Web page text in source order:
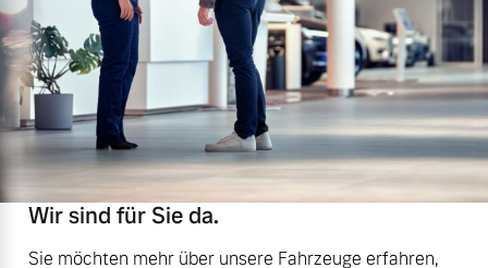
Wir sind für Sie da.
Sie möchten mehr über unsere Fahrzeuge erfahren,